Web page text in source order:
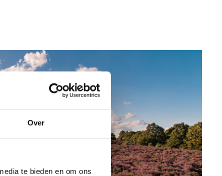
Over
te bieden en om ons